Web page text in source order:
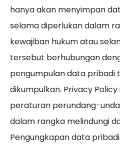
hanya akan menyimpan
selama diperlukan dalam
kewajiban hukum atau
tersebut berhubungan
pengumpulan data pribadi
dikumpulkan. Privacy
peraturan perundang-
dalam rangka melindungi
Pengungkapan data